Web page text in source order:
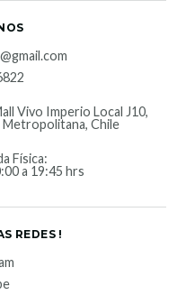
Vivo Imperio Local J10,
Metropolitana, Chile
Física:
a 19:45 hrs
REDES !